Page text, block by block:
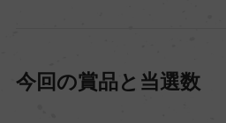
今回の賞品と当選数